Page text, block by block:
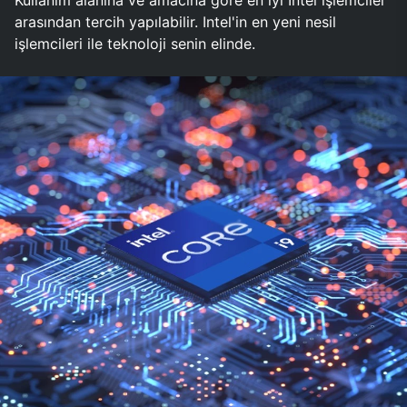
arasından tercih yapılabilir. Intel'in en yeni nesil
işlemcileri ile teknoloji senin elinde.